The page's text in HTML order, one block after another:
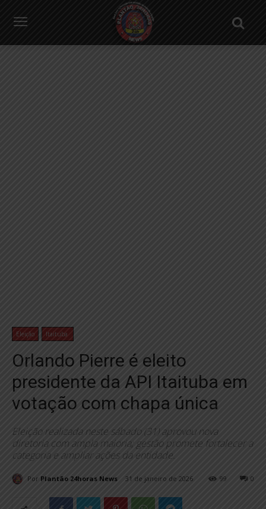
Eleição Itaituba
Orlando Pierre é eleito
presidente da API Itaituba em
votação com chapa única
Eleição realizada neste sábado (31) aprovou nova
diretoria com ampla maioria; gestão promete fortalecer a
categoria e ampliar ações da entidade.
Por Plantão 24horas News 31 de janeiro de 2026 0
99